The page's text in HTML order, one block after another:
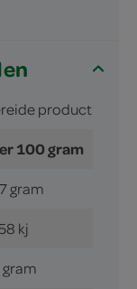
product
100 gram
gram
kj